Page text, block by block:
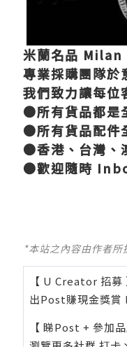
米蘭名品
專業採購團隊於
我們致力讓每位
●所有貨品都是
●所有貨品配件
●香港、台灣、
●歡迎隨時
*本站之內容由作者
【 U Creator 招募
出Post賺現金獎賞 l
【 睇Post + 參加品